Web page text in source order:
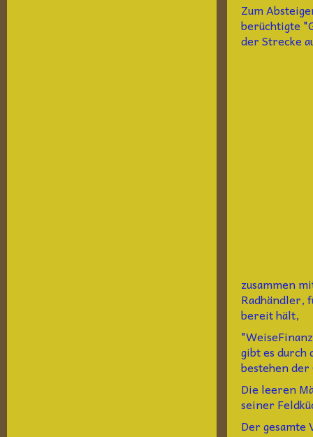
Zum
berüchtigte
der Strecke
zusammen
Radhändler,
bereit hält,
gibt es durch
bestehen
Die leeren
seiner
Der